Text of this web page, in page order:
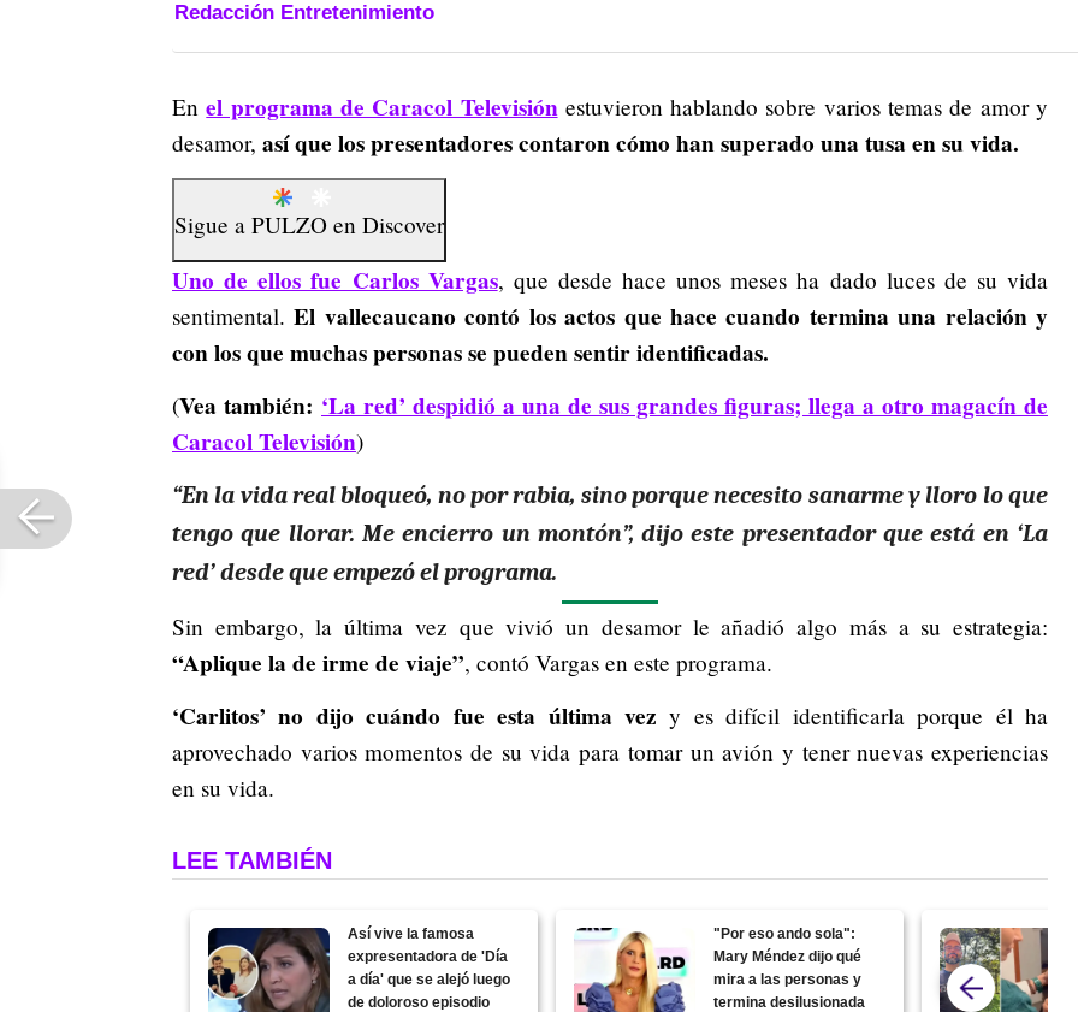
Redacción Entretenimiento
Enel programa de Caracol Televisiónestuvieron hablando sobre varios temas de amor y
desamor, así que los presentadores contaron cómo han superado una tusa en su vida.
Sigue a PULZO en Discover
Uno de ellos fue Carlos Vargas, que desde hace unos meses ha dado luces de su vida
sentimental. El vallecaucano contó los actos que hace cuando termina una relación y
con los que muchas personas se pueden sentir identificadas.
(Vea también: ‘La red’ despidió a una de sus grandes figuras; llega a otro magacín de
Caracol Televisión)
“En la vida real bloqueó, no por rabia, sino porque necesito sanarme y lloro lo que
tengo que llorar. Me encierro un montón”, dijo este presentador que está en ‘La
red’ desde que empezó el programa.
Sin embargo, la última vez que vivió un desamor le añadió algo más a su estrategia:
“Aplique la de irme de viaje”, contó Vargas en este programa.
‘Carlitos’ no dijo cuándo fue esta última vez y es difícil identificarla porque él ha
aprovechado varios momentos de su vida para tomar un avión y tener nuevas experiencias
en su vida.
LEE TAMBIÉN
Así vive la famosa
expresentadora de 'Día
a día' que se alejó luego
de doloroso episodio
"Por eso ando sola":
Mary Méndez dijo qué
mira a las personas y
termina desilusionada